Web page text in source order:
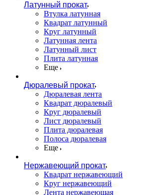
Латунный прокат
Втулка латунная
Квадрат латунный
Круг латунный
Латунная лента
Латунный лист
Плита латунная
Еще
Дюралевый прокат
Дюралевая лента
Квадрат дюралевый
Круг дюралевый
Лист дюралевый
Плита дюралевая
Полоса дюралевая
Еще
Нержавеющий прокат
Квадрат нержавеющий
Круг нержавеющий
Лента нержавеющая